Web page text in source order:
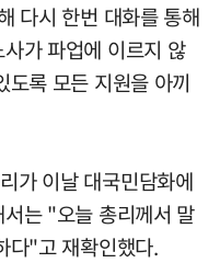
다시 한번 대화를 통해
가 파업에 이르지 않
도록 모든 지원을 아끼
가 이날 대국민담화에
는 "오늘 총리께서 말
다"고 재확인했다.